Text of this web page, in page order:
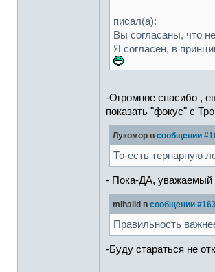
писал(а):
Вы согласаны, что
Я согласен, в
-Огромное спасибо ,
показать "фокус" с
Лукомор в сообщении
То-есть тернарную
- Пока-ДА, уважаемый
mihaild в сообщении
Правильность
-Буду стараться не